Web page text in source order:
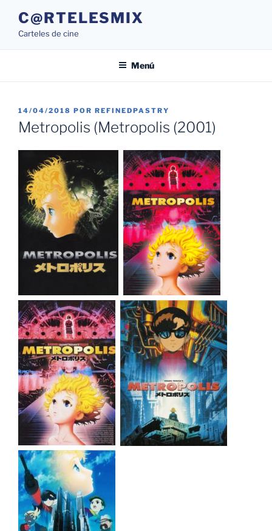
contenido
C@RTELESMIX
Carteles de cine
Menú
PUBLICADO
EL
14/04/2018 POR REFINEDPASTRY
Metropolis (Metropolis (2001)